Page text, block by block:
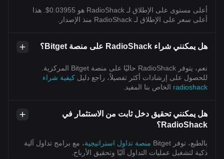
أعلى مستوى على الإطلاق لـ RadioShack هو 0.03955$. هذا
أعلى سعر على الإطلاق لـ RadioShack منذ الإصدار.
هل يمكنني شراء RadioShack على منصة Bitget؟
نعم، يتوفر RadioShack حاليًا على منصة Bitget المركزية.
للحصول على إرشادات أكثر تفصيلاً، راجع دليل كيفية شراء
radioshack الخاص بنا المفيد.
هل يمكنني تحقيق دخل ثابت من الاستثمار في
RadioShack؟
بالطبع، توفر Bitget منصة تداول استراتيجية، مع برامج تداول آلية
ذكية لتشغيل عمليات التداول آليًا وتحقيق الأرباح.